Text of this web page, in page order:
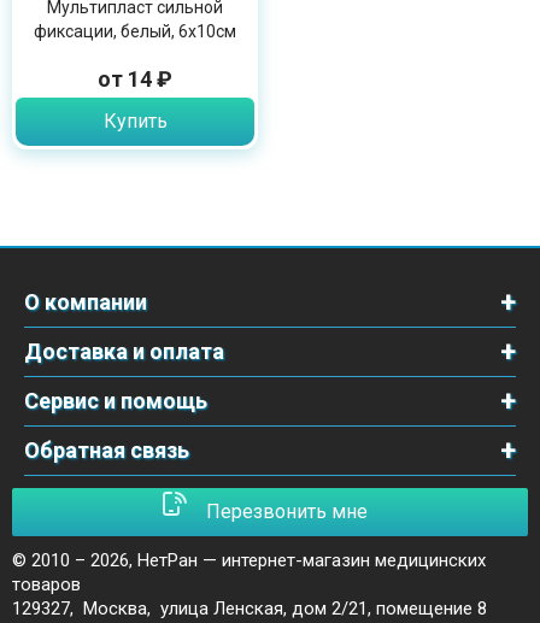
Мультипласт сильной
фиксации, белый, 6х10см
от 14 ₽
Купить
О компании
Доставка и оплата
Сервис и помощь
Обратная связь
Перезвонить мне
© 2010 – 2026, НетРан — интернет-магазин медицинских
товаров
129327, Москва, улица Ленская, дом 2/21, помещение 8